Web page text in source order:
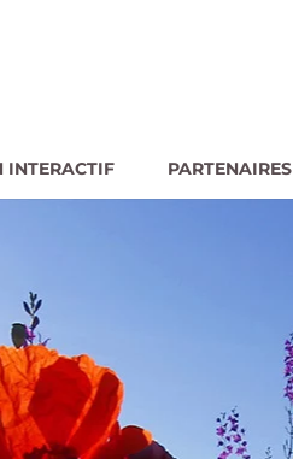
INTERACTIF PARTENAIRES